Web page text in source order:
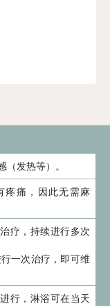
（发热等）。
疼痛，因此无需麻
疗，持续进行多次
一次治疗，即可维
行，淋浴可在当天